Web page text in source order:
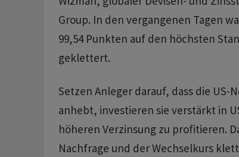
Group. In den vergangenen Tagen
99,54 Punkten auf den höchsten
geklettert.
Setzen Anleger darauf, dass die US-
anhebt, investieren sie verstärkt in
höheren Verzinsung zu profitieren.
Nachfrage und der Wechselkurs